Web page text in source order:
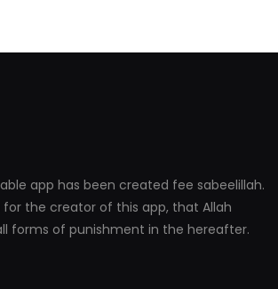
app has been created fee sabeelillah.
for the creator of this app, that Allah
forms of punishment in the hereafter.